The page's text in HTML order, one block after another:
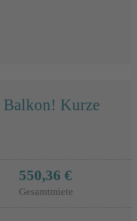
Kurze
550,36 €
Gesamtmiete